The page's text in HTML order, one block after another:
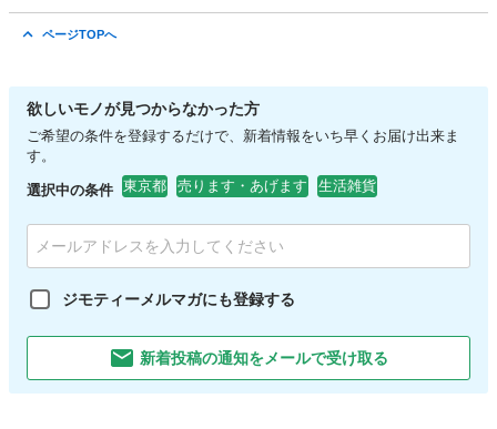
ページTOPへ
欲しいモノが見つからなかった方
ご希望の条件を登録するだけで、新着情報をいち早くお届け出来ま
す。
選択中の条件 東京都 売ります・あげます 生活雑貨
ジモティーメルマガにも登録する
新着投稿の通知をメールで受け取る